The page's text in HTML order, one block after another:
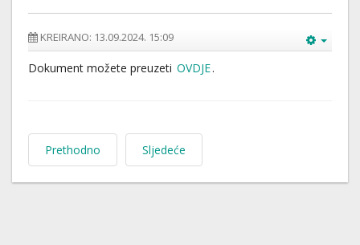
KREIRANO: 13.09.2024. 15:09
Dokument možete preuzeti OVDJE.
Prethodno Sljedeće